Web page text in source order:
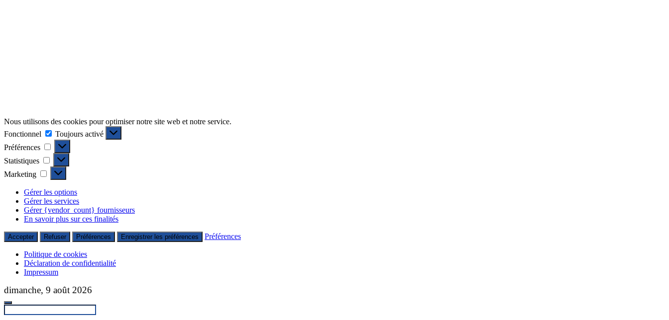
Nous utilisons des cookies pour optimiser notre site web et notre service.
Fonctionnel
Fonctionnel
Toujours activé
Préférences
Préférences
Statistiques Statistiques
Marketing Marketing
Gérer les options
Gérer les services
Gérer {vendor_count} fournisseurs
En savoir plus sur ces finalités
Accepter Refuser Préférences Enregistrer les préférences Préférences
Politique de cookies
Déclaration de confidentialité
Impressum
Passer
contenu
principal
dimanche, 9 août 2026